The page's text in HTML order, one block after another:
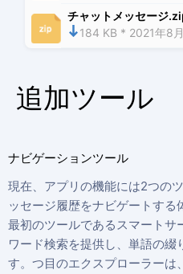
チャットメッセージ
184 KB * 2021年8
追加ツール
ナビゲーションツール
現在、アプリの機能には2つの
ッセージ履歴をナビゲートする
最初のツールであるスマートサ
ワード検索を提供し、単語の綴
す。つ目のエクスプローラーは